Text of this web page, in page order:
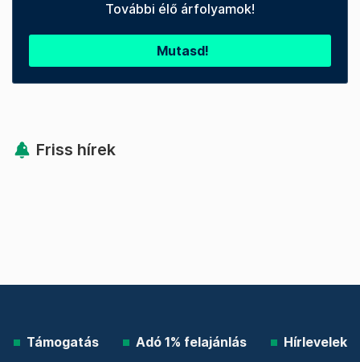
További élő árfolyamok!
Mutasd!
Friss hírek
Támogatás Adó 1% felajánlás Hírlevelek